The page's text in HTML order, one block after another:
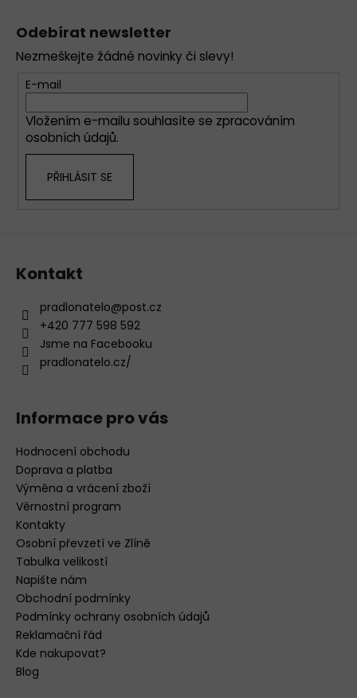
Odebírat newsletter
Nezmeškejte žádné novinky či slevy!
E-mail
Vložením e-mailu souhlasíte se zpracováním
osobních údajů.
PŘIHLÁSIT SE
Kontakt
pradlonatelo@post.cz
+420 777 598 592
Jsme na Facebooku
pradlonatelo.cz/
Informace pro vás
Hodnocení obchodu
Doprava a platba
Výměna a vrácení zboží
Věrnostní program
Kontakty
Osobní převzetí ve Zlíně
Tabulka velikostí
Napište nám
Obchodní podmínky
Podmínky ochrany osobních údajů
Reklamační řád
Kde nakupovat?
Blog